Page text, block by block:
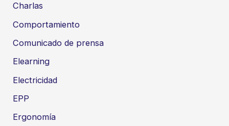
Charlas
Comportamiento
Comunicado de prensa
Elearning
Electricidad
EPP
Ergonomía